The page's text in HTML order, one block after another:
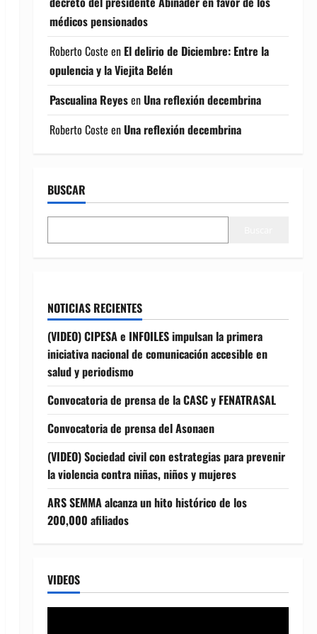
médicos pensionados
Roberto Coste en El delirio de Diciembre: Entre la
opulencia y la Viejita Belén
Pascualina ReyesenUna reflexión decembrina
Roberto Coste enUna reflexión decembrina
BUSCAR
NOTICIAS RECIENTES
(VIDEO) CIPESA e INFOILES impulsan la primera
iniciativa nacional de comunicación accesible en
salud y periodismo
Convocatoria de prensa de la CASC y FENATRASAL
Convocatoria de prensa del Asonaen
(VIDEO) Sociedad civil con estrategias para prevenir
la violencia contra niñas, niños y mujeres
ARS SEMMA alcanza un hito histórico de los
200,000 afiliados
VIDEOS